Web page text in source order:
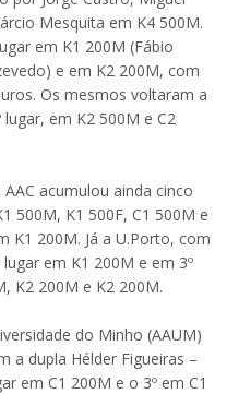
Mesquita em K4 500M.
em K1 200M (Fábio
e em K2 200M, com
Os mesmos voltaram a
em K2 500M e C2
acumulou ainda cinco
500M, K1 500F, C1 500M e
K1 200M. Já a U.Porto, com
em K1 200M e em 3º
K2 200M e K2 200M.
do Minho (AAUM)
a dupla Hélder Figueiras –
em C1 200M e o 3º em C1